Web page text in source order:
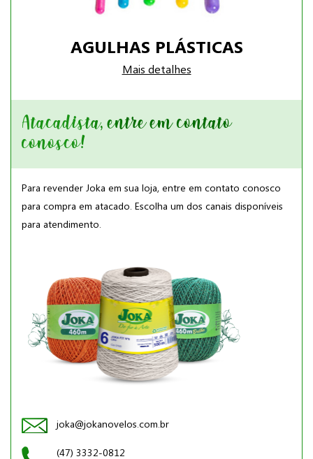
AGULHAS PLÁSTICAS
Mais detalhes
Atacadista, entre em contato
conosco!
Para revender Joka em sua loja, entre em contato conosco
para compra em atacado. Escolha um dos canais disponíveis
para atendimento.
joka@jokanovelos.com.br
(47) 3332-0812